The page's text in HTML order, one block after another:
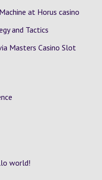
at Horus casino
and Tactics
Masters Casino Slot
world!